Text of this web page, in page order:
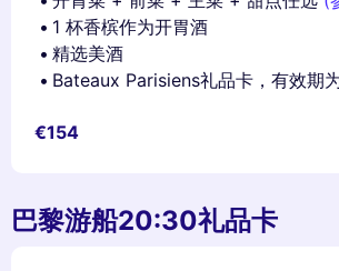
1 杯香槟作为开胃酒
精选美酒
Bateaux Parisiens礼品卡，有效期
€154
巴黎游船20:30礼品卡